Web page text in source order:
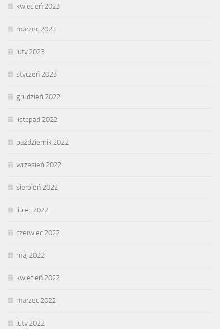
kwiecień 2023
marzec 2023
luty 2023
styczeń 2023
grudzień 2022
listopad 2022
październik 2022
wrzesień 2022
sierpień 2022
lipiec 2022
czerwiec 2022
maj 2022
kwiecień 2022
marzec 2022
luty 2022